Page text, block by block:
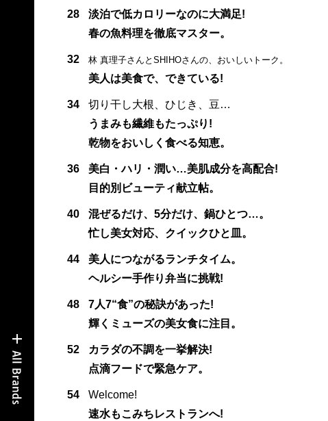
28
淡泊で低カロリーなのに大満足!
春の魚料理を徹底マスター。
32 林 真理子さんとSHIHOさんの、おいしいトーク。
美人は美食で、できている!
34
切り干し大根、ひじき、豆…
うまみも繊維もたっぷり!
乾物をおいしく食べる知恵。
36
美白・ハリ・潤い…美肌成分を高配合!
目的別ビューティ献立帖。
40
混ぜるだけ、5分だけ、鍋ひとつ…。
忙し美女対応、クイックひと皿。
44
美人につながるランチタイム。
ヘルシー手作り弁当に挑戦!
48
7人7“食”の秘訣があった!
輝くミューズの美女食に注目。
52
カラダの不調を一挙解決!
点滴フードで緊急ケア。
54
Welcome!
速水もこみちレストランへ!